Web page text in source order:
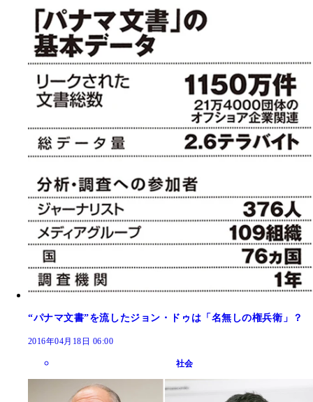
“パナマ文書”を流したジョン・ドゥは「名無しの権兵衛」？
2016年04月18日 06:00
社会